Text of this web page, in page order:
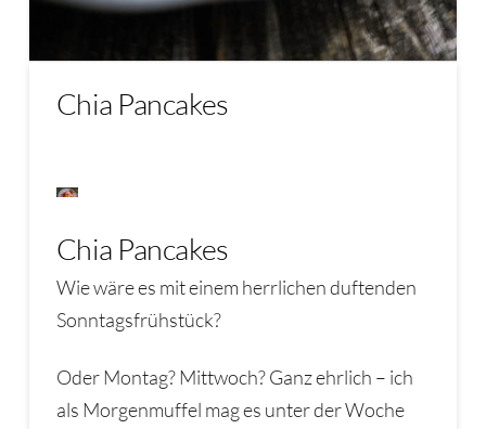
Chia Pancakes
Chia Pancakes
Wie wäre es mit einem herrlichen duftenden
Sonntagsfrühstück?
Oder Montag? Mittwoch? Ganz ehrlich – ich
als Morgenmuffel mag es unter der Woche